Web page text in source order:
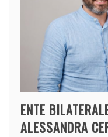
ENTE
ALESSANDRA